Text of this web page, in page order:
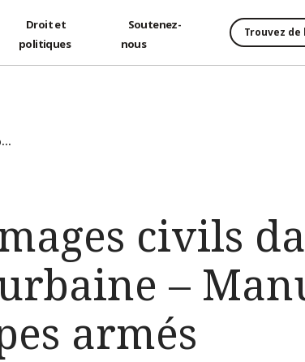
Droit et
politiques
Soutenez-
nous
Trouvez de
civils
–
armés